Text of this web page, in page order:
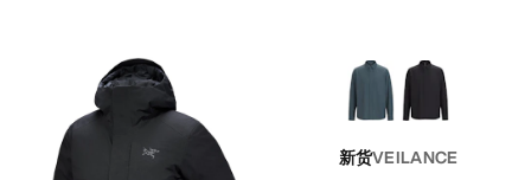
新货VEILANCE